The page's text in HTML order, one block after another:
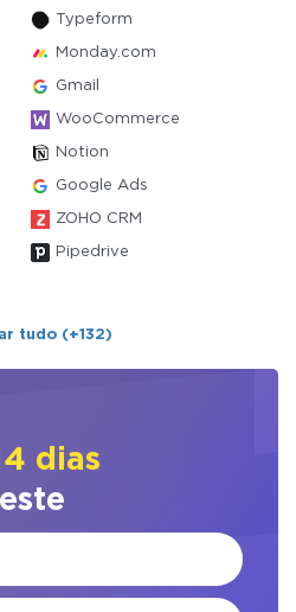
Typeform
Monday.com
Gmail
WooCommerce
Notion
Google Ads
ZOHO CRM
Pipedrive
tudo (+132)
dias